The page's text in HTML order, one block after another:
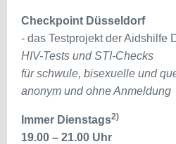
Checkpoint Düsseldorf
- das Testprojekt der Aidshilfe
HIV-Tests und STI-Checks
für schwule, bisexuelle und
anonym und ohne Anmeldung
Immer Dienstags2)
19.00 – 21.00 Uhr